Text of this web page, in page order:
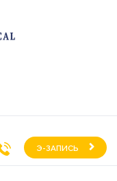
Э-ЗАПИСЬ